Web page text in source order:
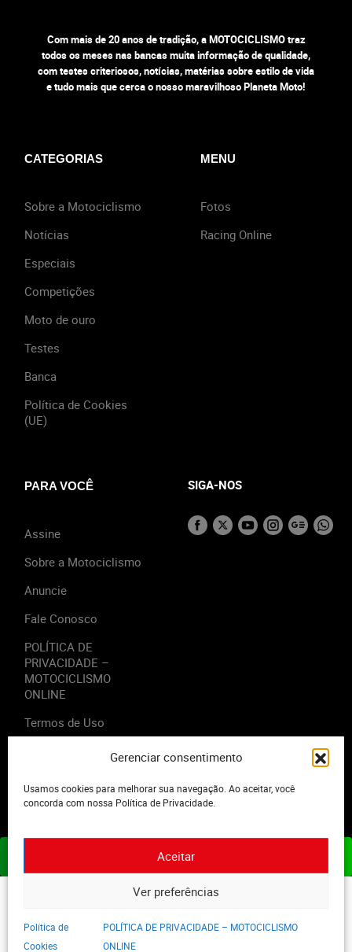
Gerenciar consentimento
Usamos cookies para melhorar sua navegação. Ao aceitar, você
concorda com nossa Política de Privacidade.
Aceitar
Ver preferências
Política de
Cookies
POLÍTICA DE PRIVACIDADE – MOTOCICLISMO
ONLINE
Com mais de 20 anos de tradição, a MOTOCICLISMO traz
todos os meses nas bancas muita informação de qualidade,
com testes criteriosos, notícias, matérias sobre estilo de vida
e tudo mais que cerca o nosso maravilhoso Planeta Moto!
CATEGORIAS
Sobre a Motociclismo
Notícias
Especiais
Competições
Moto de ouro
Testes
Banca
Política de Cookies
(UE)
MENU
Fotos
Racing Online
PARA VOCÊ
Assine
Sobre a Motociclismo
Anuncie
Fale Conosco
POLÍTICA DE
PRIVACIDADE –
MOTOCICLISMO
ONLINE
Termos de Uso
SIGA-NOS
2023 - Editora Motor Midia. Todos os direitos reservados.
ASSINE JÁ